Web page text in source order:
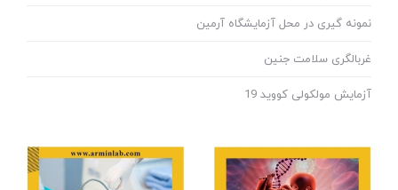
نمونه گیری در محل آزمایشگاه آرمین
غربالگری سلامت جنین
آزمایش مولکولی کووید 19